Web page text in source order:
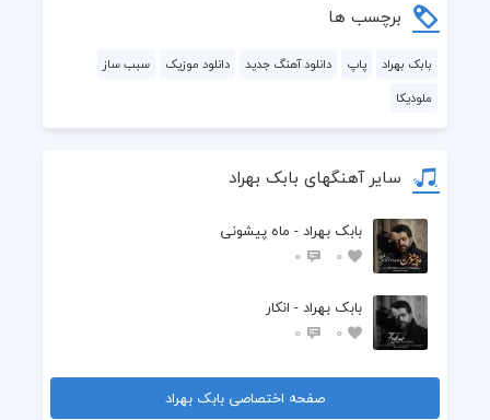
برچسب ها
بابک بهراد پاپ دانلود آهنگ جدید دانلود موزیک
سبب ساز
ملودیکا
سایر آهنگهای بابک بهراد
بابک بهراد - ماه پیشونی
0
0
بابک بهراد - انکار
0
0
صفحه اختصاصی بابک بهراد